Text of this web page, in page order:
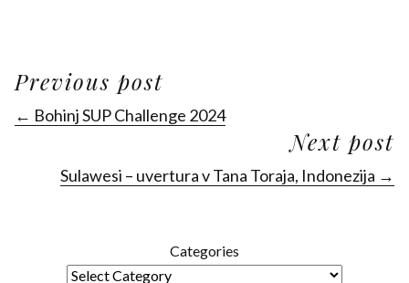
Previous post
← Bohinj SUP Challenge 2024
Next post
Sulawesi – uvertura v Tana Toraja, Indonezija →
Categories